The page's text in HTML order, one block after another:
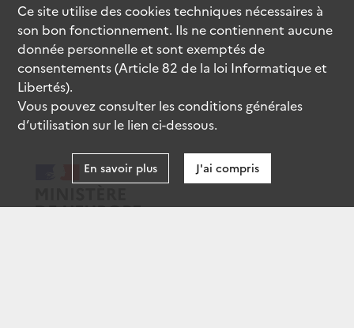
Ce site utilise descookiestechniques nécessaires à
son bon fonctionnement. Ils ne contiennent aucune
donnée personnelle et sont exemptés de
consentements (Article 82 de la loi Informatique et
Libertés).
Vous pouvez consulter les conditions générales
d’utilisation sur le lien ci-dessous.
En savoir plus J'ai compris